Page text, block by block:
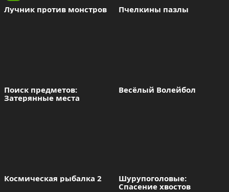
Лучник против монстров Пчелкины пазлы
Поиск предметов:
Затерянные места
Весёлый Волейбол
Космическая рыбалка 2
Шурупоголовые:
Спасение хвостов